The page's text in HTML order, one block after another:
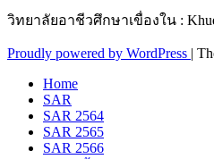
วิทยาลัยอาชีวศึกษาเขื่องใน :
Proudly powered by WordPress |
Home
SAR
SAR 2564
SAR 2565
SAR 2566